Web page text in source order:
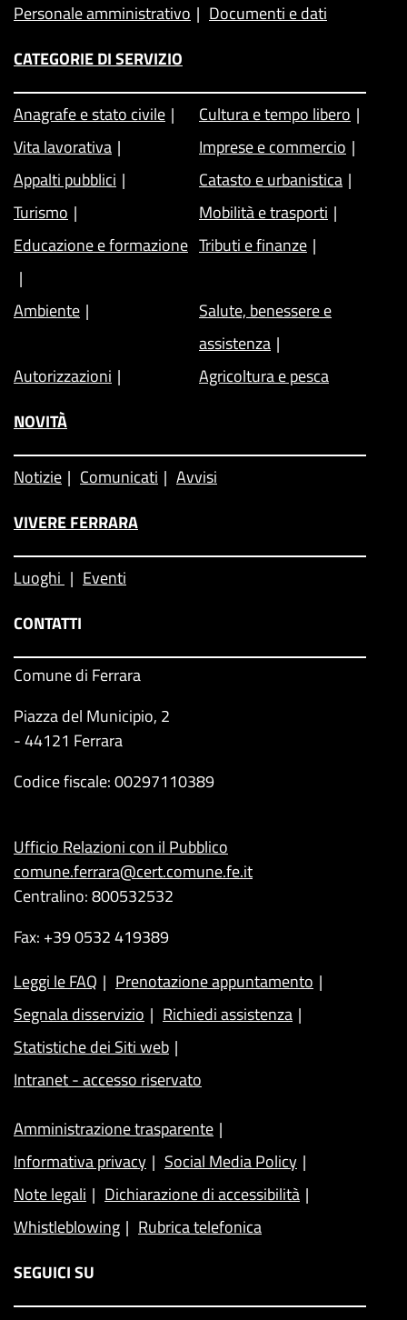
Personale amministrativo
Documenti e dati
CATEGORIE DI SERVIZIO
Anagrafe e stato civile
Cultura e tempo libero
Vita lavorativa
Imprese e commercio
Appalti pubblici
Catasto e urbanistica
Turismo
Mobilità e trasporti
Educazione e formazione Tributi e finanze
Ambiente
Salute, benessere e
assistenza
Autorizzazioni
Agricoltura e pesca
NOVITÀ
Notizie Comunicati
Avvisi
VIVERE FERRARA
Luoghi
Eventi
CONTATTI
Comune di Ferrara
Piazza del Municipio, 2
- 44121 Ferrara
Codice fiscale: 00297110389
Ufficio Relazioni con il Pubblico
comune.ferrara@cert.comune.fe.it
Centralino: 800532532
Fax: +39 0532 419389
Leggi le FAQ
Prenotazione appuntamento
Segnala disservizio
Richiedi assistenza
Statistiche dei Siti web
Intranet - accesso riservato
Amministrazione trasparente
Informativa privacy
Social Media Policy
Note legali
Dichiarazione di accessibilità
Whistleblowing
Rubrica telefonica
SEGUICI SU